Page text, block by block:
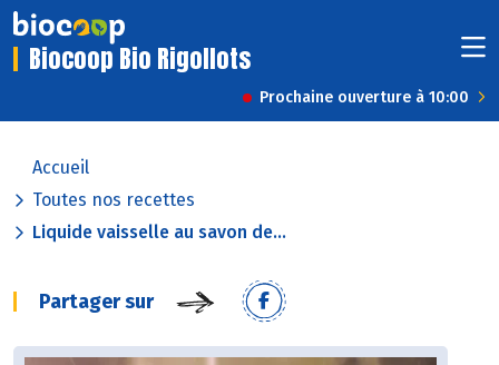
Biocoop Bio Rigollots
Prochaine ouverture à 10:00
Accueil
Toutes nos recettes
Liquide vaisselle au savon de...
Partager sur